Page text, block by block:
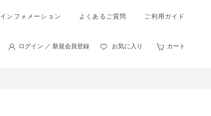
インフォメーション よくあるご質問 ご利用ガイド
ログイン ／ 新規会員登録 お気に入り カート